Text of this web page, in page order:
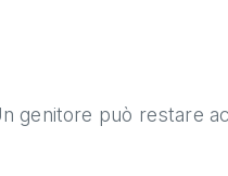
genitore può restare